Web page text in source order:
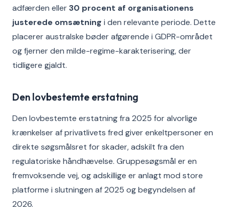
adfærden eller30 procent af organisationens
justerede omsætning i den relevante periode. Dette
placerer australske bøder afgørende i GDPR-området
og fjerner den milde-regime-karakterisering, der
tidligere gjaldt.
Den lovbestemte erstatning
Den lovbestemte erstatning fra 2025 for alvorlige
krænkelser af privatlivets fred giver enkeltpersoner en
direkte søgsmålsret for skader, adskilt fra den
regulatoriske håndhævelse. Gruppesøgsmål er en
fremvoksende vej, og adskillige er anlagt mod store
platforme i slutningen af 2025 og begyndelsen af
2026.